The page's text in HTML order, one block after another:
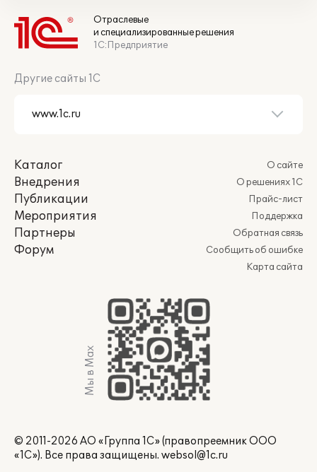
Отраслевые
и специализированные решения
1С:Предприятие
Другие сайты 1С
Каталог
Внедрения
Публикации
Мероприятия
Партнеры
Форум
О сайте
О решениях 1С
Прайс-лист
Поддержка
Обратная связь
Сообщить об ошибке
Карта сайта
Мы в Max
© 2011-2026 АО «Группа 1С» (правопреемник ООО
«1С»). Все права защищены. websol@1c.ru